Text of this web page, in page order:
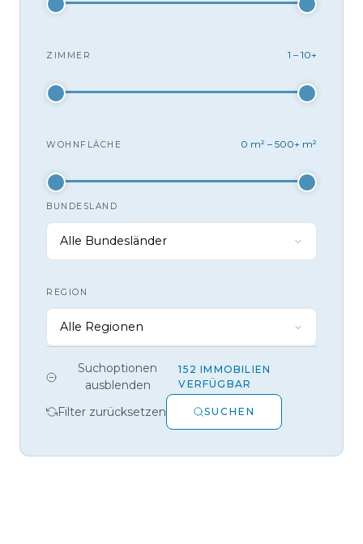
ZIMMER 1 – 10+
WOHNFLÄCHE 0 m² – 500+ m²
BUNDESLAND
Alle Bundesländer
REGION
Alle Regionen
Suchoptionen
ausblenden
152 IMMOBILIEN
VERFÜGBAR
Filter zurücksetzen SUCHEN